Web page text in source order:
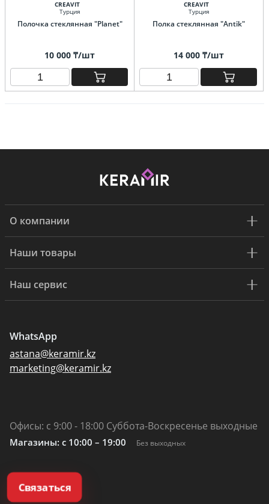
CREAVIT
Турция
Полочка стеклянная "Planet"
10 000 ₸/шт
CREAVIT
Турция
Полка стеклянная "Antik"
14 000 ₸/шт
О компании
Наши товары
Наш сервис
WhatsApp
astana@keramir.kz
marketing@keramir.kz
Офисы: с 9:00 - 18:00 Суббота-Воскресенье выходные
Магазины: c 10:00 – 19:00 Без выходных
Связаться